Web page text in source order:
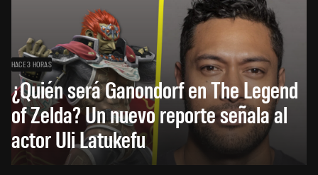
HACE 3 HORAS
¿Quién será Ganondorf en The Legend
of Zelda? Un nuevo reporte señala al
actor Uli Latukefu